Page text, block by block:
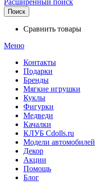
Расширенный поиск
Поиск
Сравнить товары
Меню
Контакты
Подарки
Бренды
Мягкие игрушки
Куклы
Фигурки
Медведи
Качалки
КЛУБ Cdolls.ru
Модели автомобилей
Декор
Акции
Помощь
Блог